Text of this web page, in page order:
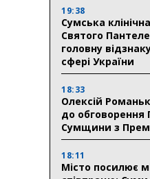
19:38
Сумська
Святого
головну
сфері України
18:33
Олексій
до обговорення
Сумщини з
18:11
Місто посилює